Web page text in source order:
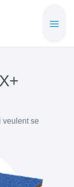
veulent se